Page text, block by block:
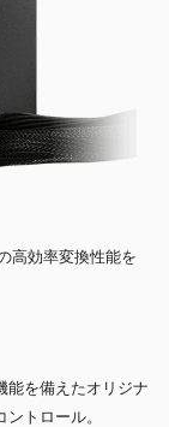
高効率変換性能を
能を備えたオリジナ
トロール。